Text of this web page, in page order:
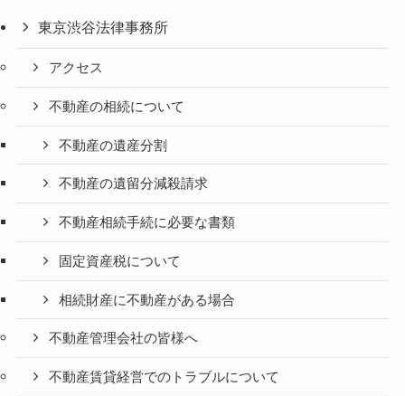
東京渋谷法律事務所
アクセス
不動産の相続について
不動産の遺産分割
不動産の遺留分減殺請求
不動産相続手続に必要な書類
固定資産税について
相続財産に不動産がある場合
不動産管理会社の皆様へ
不動産賃貸経営でのトラブルについて